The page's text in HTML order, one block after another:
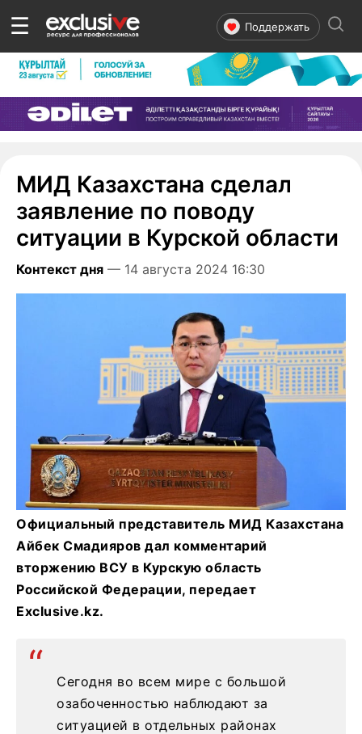
☰ Поддержать
МИД Казахстана сделал
заявление по поводу
ситуации в Курской области
Контекст дня — 14 августа 2024 16:30
Официальный представитель МИД Казахстана
Айбек Смадияров дал комментарий
вторжению ВСУ в Курскую область
Российской Федерации, передает
Exclusive.kz.
Сегодня во всем мире с большой
озабоченностью наблюдают за
ситуацией в отдельных районах